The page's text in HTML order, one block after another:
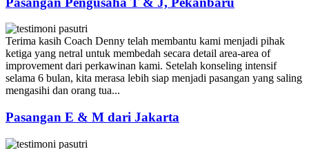
Terima kasih Coach Denny telah membantu kami menjadi pihak
ketiga yang netral untuk membedah secara detail area-area of
improvement dari perkawinan kami. Setelah konseling intensif
selama 6 bulan, kita merasa lebih siap menjadi pasangan yang saling
mengasihi dan orang tua...
Pasangan E & M dari Jakarta